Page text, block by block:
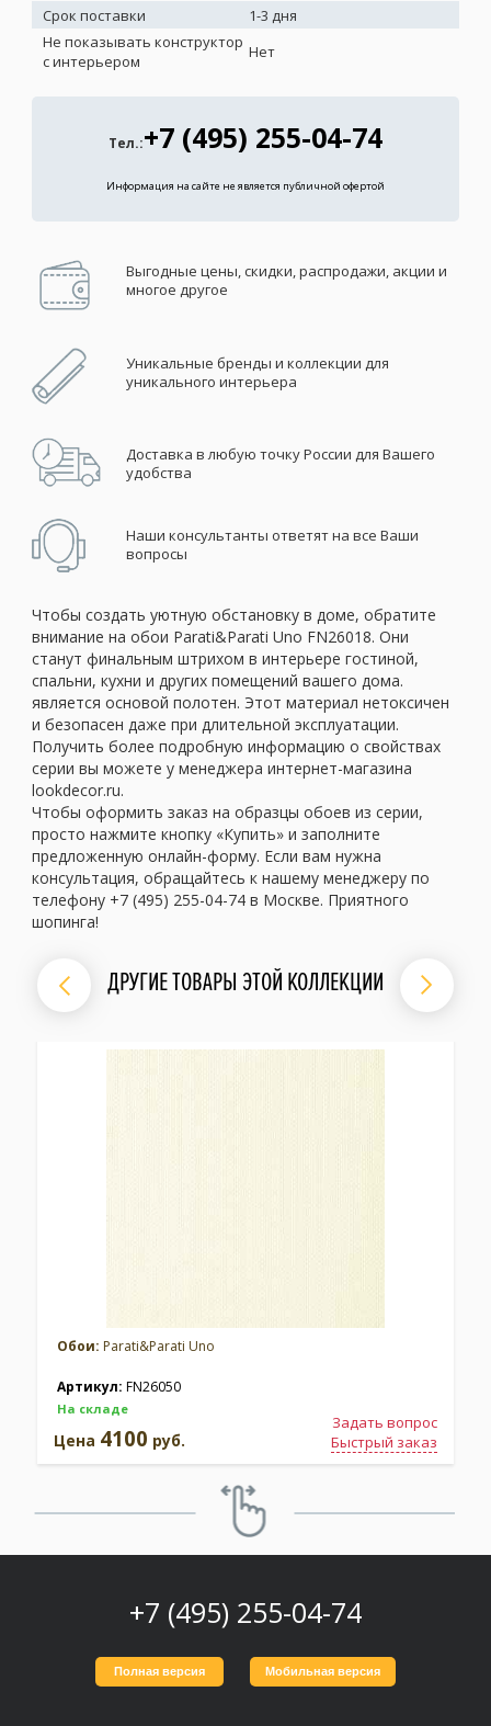
Срок поставки
1-3 дня
Не показывать конструктор
с интерьером
Нет
Тел.:+7 (495) 255-04-74
Информация на сайте не является публичной офертой
Выгодные цены, скидки, распродажи, акции и
многое другое
Уникальные бренды и коллекции для
уникального интерьера
Доставка в любую точку России для Вашего
удобства
Наши консультанты ответят на все Ваши
вопросы
Чтобы создать уютную обстановку в доме, обратите
внимание на обои Parati&Parati Uno FN26018. Они
станут финальным штрихом в интерьере гостиной,
спальни, кухни и других помещений вашего дома.
является основой полотен. Этот материал нетоксичен
и безопасен даже при длительной эксплуатации.
Получить более подробную информацию о свойствах
серии вы можете у менеджера интернет-магазина
lookdecor.ru.
Чтобы оформить заказ на образцы обоев из серии,
просто нажмите кнопку «Купить» и заполните
предложенную онлайн-форму. Если вам нужна
консультация, обращайтесь к нашему менеджеру по
телефону +7 (495) 255-04-74 в Москве. Приятного
шопинга!
ДРУГИЕ ТОВАРЫ ЭТОЙ КОЛЛЕКЦИИ
Обои: Parati&Parati Uno
Артикул: FN26050
На складе
Задать вопрос
Быстрый заказ
Цена 4100 руб.
+7 (495) 255-04-74
Полная версия Мобильная версия